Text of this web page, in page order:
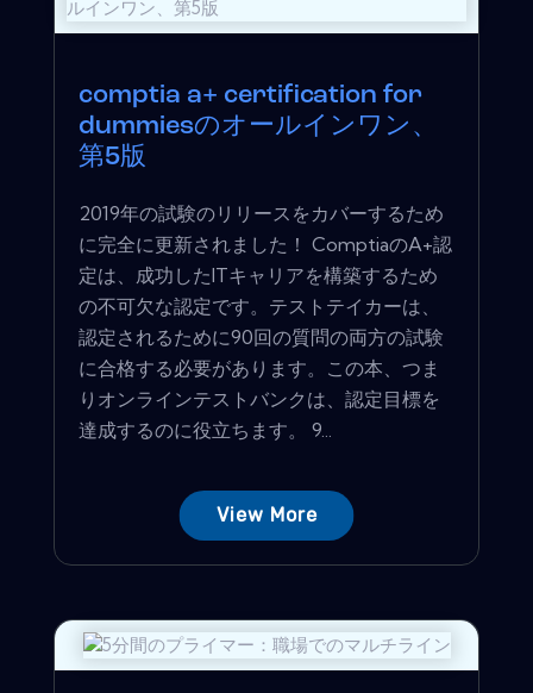
comptia a+ certification for
dummiesのオールインワン、
第5版
2019年の試験のリリースをカバーするため
に完全に更新されました！ ComptiaのA+認
定は、成功したITキャリアを構築するため
の不可欠な認定です。テストテイカーは、
認定されるために90回の質問の両方の試験
に合格する必要があります。この本、つま
りオンラインテストバンクは、認定目標を
達成するのに役立ちます。 9...
View More